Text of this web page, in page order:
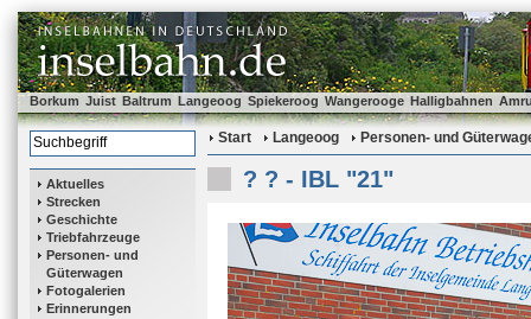
Borkum Juist Baltrum Langeoog Spiekeroog Wangerooge Halligbahnen
Aktuelles
Strecken
Geschichte
Triebfahrzeuge
Personen- und
Güterwagen
Fotogalerien
Erinnerungen
Start Langeoog Personen- und
? ? - IBL "21"